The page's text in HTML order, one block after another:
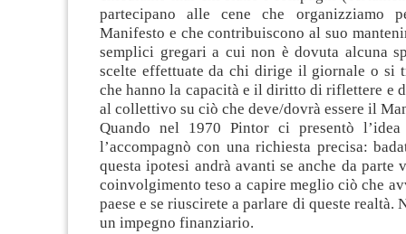
partecipano alle cene che organizziamo
Manifesto e che contribuiscono al suo
semplici gregari a cui non è dovuta alcuna
scelte effettuate da chi dirige il giornale o si
che hanno la capacità e il diritto di riflettere e
al collettivo su ciò che deve/dovrà essere il
Quando nel 1970 Pintor ci presentò
l’accompagnò con una richiesta precisa:
questa ipotesi andrà avanti se anche da parte
coinvolgimento teso a capire meglio ciò che
paese e se riuscirete a parlare di queste realtà.
un impegno finanziario.